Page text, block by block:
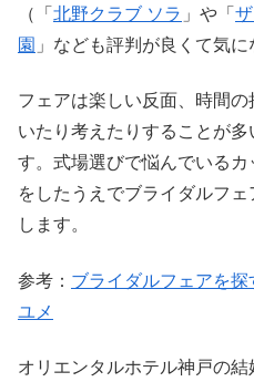
（「 北野クラブ ソラ 」や「
園 」なども評判が良くて気に
フェアは楽しい反面、時間
いたり考えたりすることが
す。式場選びで悩んでいる
をしたうえでブライダルフ
します。
参考： ブライダルフェアを
ユメ
オリエンタルホテル神戸の